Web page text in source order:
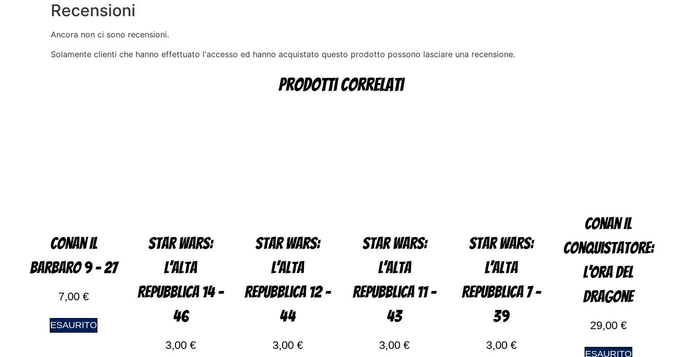
Recensioni
Ancora non ci sono recensioni.
Solamente clienti che hanno effettuato l'accesso ed hanno acquistato questo prodotto possono lasciare una recensione.
Prodotti correlati
Conan Il
Barbaro 9 – 27
7,00€
ESAURITO
Star Wars:
L’alta
Repubblica 14 –
46
3,00 €
Star Wars:
L’alta
Repubblica 12 –
44
3,00 €
Star Wars:
L’alta
Repubblica 11 –
43
3,00€
Star Wars:
L’alta
Repubblica 7 –
39
3,00 €
Conan Il
Conquistatore:
L’Ora Del
Dragone
29,00 €
ESAURITO